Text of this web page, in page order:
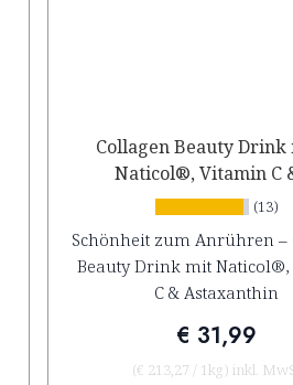
Collagen Beauty Drink
Naticol®, Vitamin C
Astaxanthin(13)
Schönheit zum Anrühren –
Beauty Drink mit
C & Astaxanthin
€ 31,99
(€ 213,27 / 1kg) inkl.